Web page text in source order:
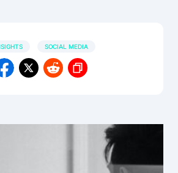
SOCIAL MEDIA